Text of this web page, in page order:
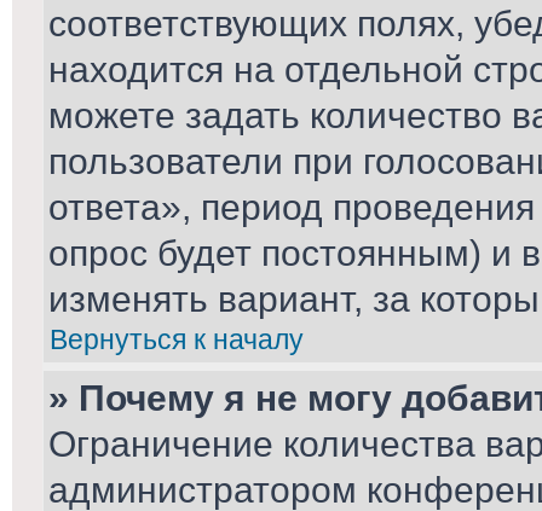
соответствующих полях,
находится на отдельной
можете задать количество
пользователи при
ответа», период
опрос будет постоянным) и
изменять вариант, за
Вернуться к началу
» Почему я не могу
Ограничение количества
администратором